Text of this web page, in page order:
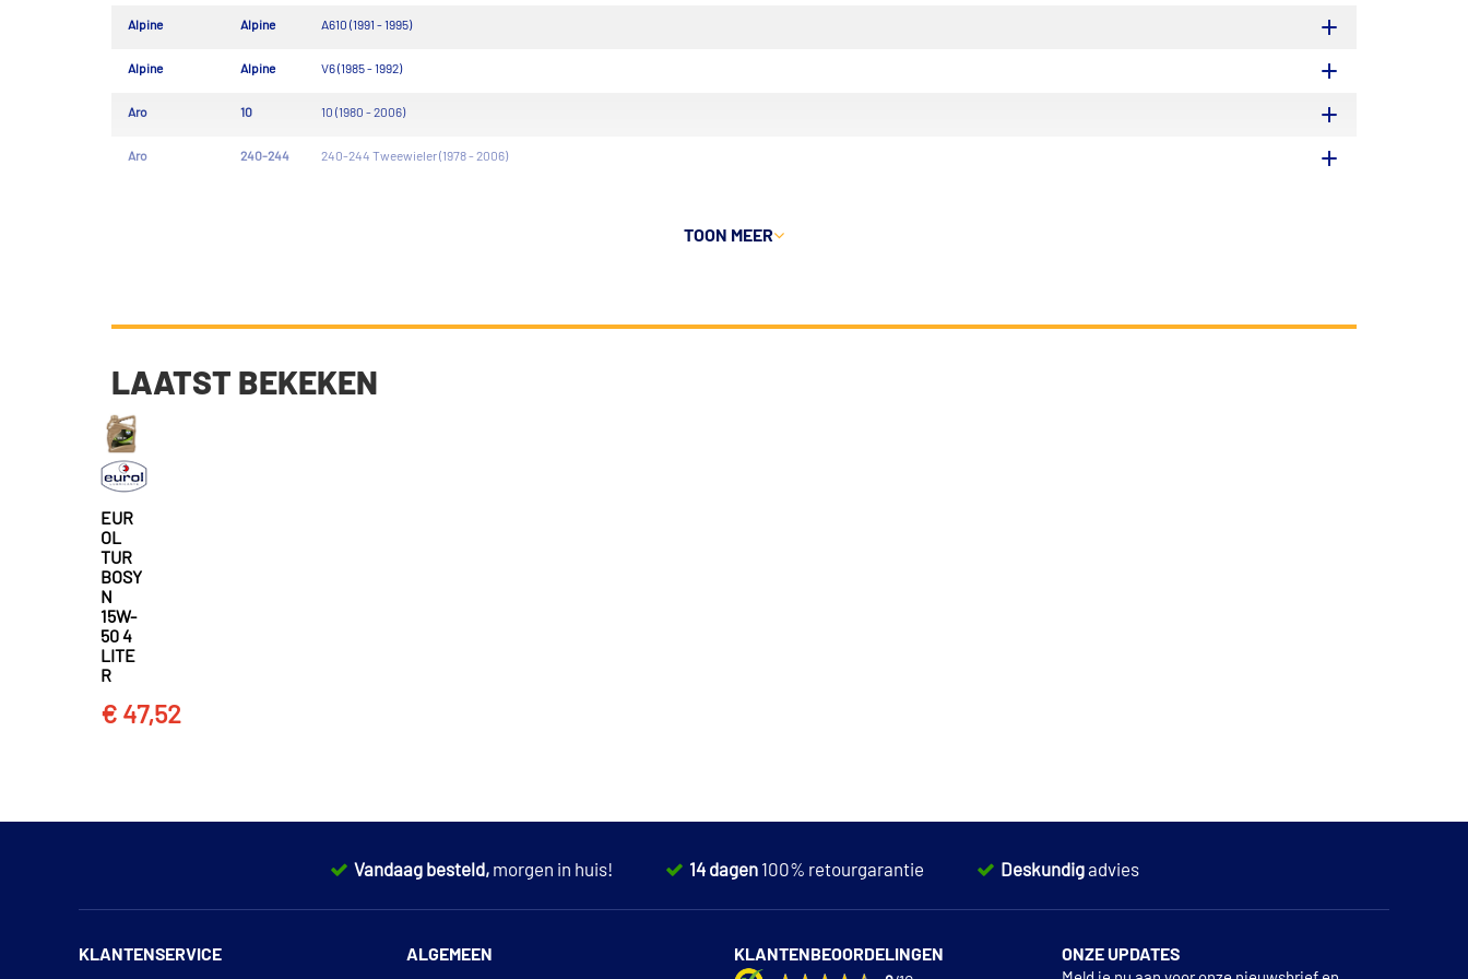
Alpine Alpine A610 (1991 - 1995)
Alpine Alpine V6 (1985 - 1992)
Aro 10 10 (1980 - 2006)
Aro 240-244 240-244 Tweewieler (1978 - 2006)
TOON MEER
LAATST BEKEKEN
EUR
OL
TUR
BOSY
N
15W-
50 4
LITE
R
€ 47,52
Vandaag besteld, morgen in huis! 14 dagen 100% retourgarantie Deskundigadvies
KLANTENSERVICE ALGEMEEN KLANTENBEOORDELINGEN ONZE UPDATES